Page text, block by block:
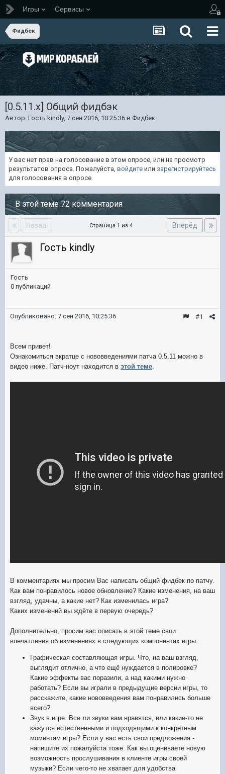
Игры Сервисы
Фидбек
[0.5.11.х] Общий фидбэк
Автор: Гость kindly, 7 сен 2016, 10:25:36 в Фидбек
У вас нет прав на голосование в этом опросе, или на просмотр
результатов опроса. Пожалуйста, войдите или зарегистрируйтесь
для голосования в опросе.
В этой теме 72 комментария
Назад Вперёд
Страница 1 из 4
Гость kindly
Гость
0 публикаций
#1
Опубликовано: 7 сен 2016, 10:25:36
Всем привет!
Ознакомиться вкратце с нововведениями патча 0.5.11 можно в
видео ниже. Патч-ноут находится в этой теме.
В комментариях мы просим Вас написать общий фидбек по патчу.
Как вам понравилось новое обновление? Какие изменения, на ваш
взгляд, удачны, а какие нет? Как изменилась игра?
Каких изменений вы ждёте в первую очередь?
Дополнительно, просим вас описать в этой теме свои
впечатления об изменениях в следующих компонентах игры:
Графическая составляющая игры. Что, на ваш взгляд,
выглядит отлично, а что ещё нуждается в полировке?
Какие эффекты вас поразили, а над какими нужно
работать? Если вы играли в предыдущие версии игры, то
расскажите, какие нововведения вам понравились больше
всего?
Звук в игре. Все ли звуки вам нравятся, или какие-то не
кажутся естественными и подходящими к конкретным
моментам игры? Если у вас есть свои предложения -
напишите их пожалуйста тоже. Как вы оцениваете новую
возможность прослушивания в клиенте игры своей
музыки? Если чего-то не хватает для удобства